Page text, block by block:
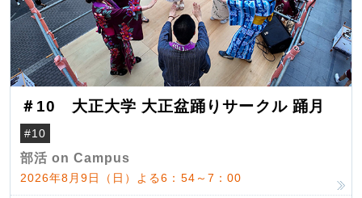
＃10 大正大学 大正盆踊りサークル 踊月
#10
部活 on Campus
2026年8月9日（日）よる6：54～7：00